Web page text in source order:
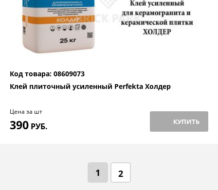
Код товара: 08609073
Клей плиточный усиленный Perfekta Холдер
Цена за шт
390 РУБ. КУПИТЬ
1 2